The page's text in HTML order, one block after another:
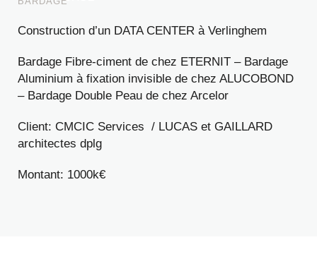
Construction d’un DATA CENTER à Verlinghem
Bardage Fibre-ciment de chez ETERNIT – Bardage
Aluminium à fixation invisible de chez ALUCOBOND
– Bardage Double Peau de chez Arcelor
Client: CMCIC Services / LUCAS et GAILLARD
architectes dplg
Montant: 1000k€